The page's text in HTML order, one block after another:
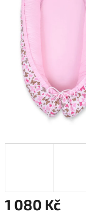
hvězdiček.
1 080 Kč